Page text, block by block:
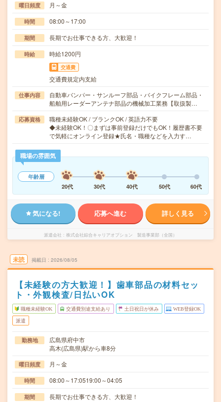
曜日頻度 月～金
時間 08:00～17:00
期間 長期でお仕事できる方、大歓迎！
時給 時給1200円
交通費
交通費規定内支給
仕事内容
自動車バンパー・サンルーフ部品・バイクフレーム部品・
船舶用レーダーアンテナ部品の機械加工業務【取扱製…
応募資格
職種未経験OK / ブランクOK / 英語力不要
◆未経験OK！〇まずは事前登録だけでもOK！履歴書不要
で気軽にオンライン登録★氏名・職種などを入力す…
職場の雰囲気
年齢層
20代
30代 40代 50代 60代
気になる! 応募へ進む 詳しく見る
派遣会社 株式会社綜合キャリアオプション 製造事業部（全国）
未読 掲載日 2026/08/05
【未経験の方大歓迎！】歯車部品の材料セッ
ト・外観検査/日払いOK
職種未経験OK 交通費別途支給あり 土日祝日が休み WEB登録OK
派遣
勤務地
広島県府中市
高木(広島県)駅から車8分
曜日頻度 月～金
時間 08:00～17:0519:00～04:05
期間 長期でお仕事できる方、大歓迎！